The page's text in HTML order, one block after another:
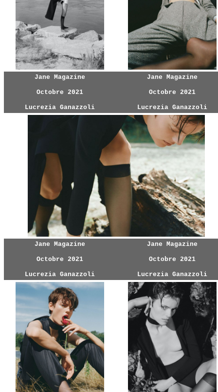
Jane Magazine
Octobre 2021
Lucrezia Ganazzoli
Jane Magazine
Octobre 2021
Lucrezia Ganazzoli
Jane Magazine
Octobre 2021
Lucrezia Ganazzoli
Jane Magazine
Octobre 2021
Lucrezia Ganazzoli